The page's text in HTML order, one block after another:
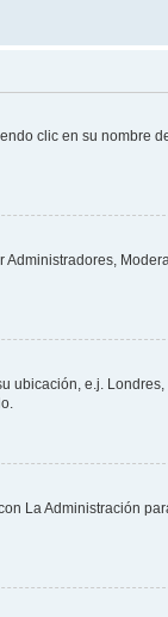
clic en su nombre
ubicación, e.j.
La Administración